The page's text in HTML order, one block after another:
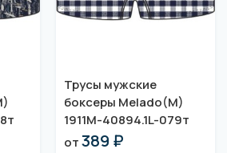
Трусы мужские
боксеры Melado(M)
1911M-40894.1L-079т
от389 ₽